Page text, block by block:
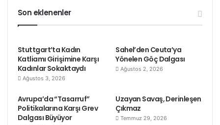
Son eklenenler
Stuttgart’ta Kadın
Katliamı Girişimine Karşı
Kadınlar Sokaktaydı
Ağustos 3, 2026
Sahel’den Ceuta’ya
Yönelen Göç Dalgası
Ağustos 2, 2026
Avrupa’da “Tasarruf”
Politikalarına Karşı Grev
Dalgası Büyüyor
Uzayan Savaş, Derinleşen
Çıkmaz
Temmuz 29, 2026